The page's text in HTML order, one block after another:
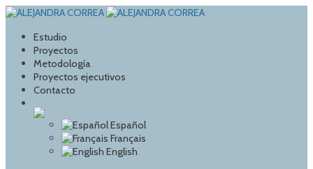
Ir
navegación
Ir
contenidoEstudio
Proyectos
Metodología
Proyectos ejecutivos
Contacto
Español
Français
English